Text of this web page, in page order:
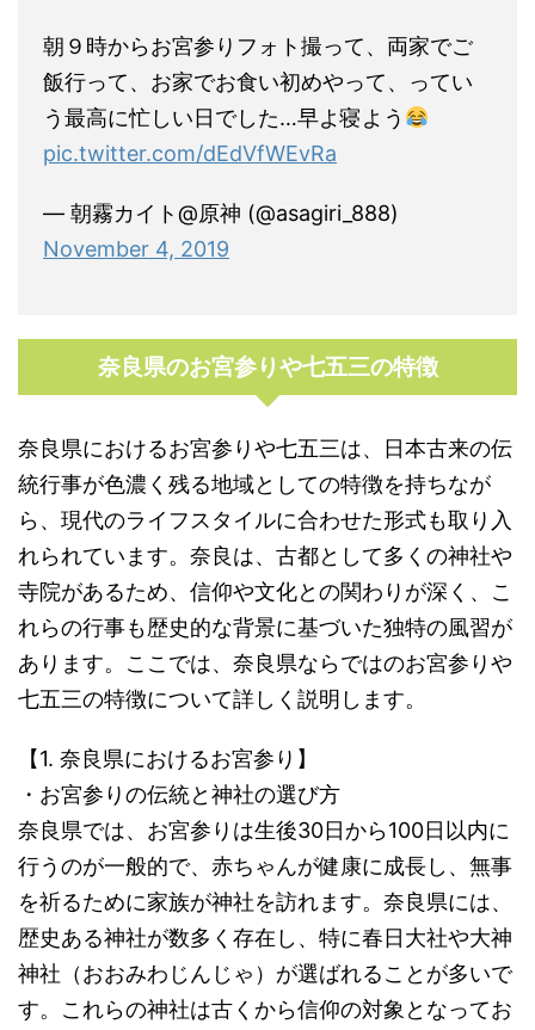
朝９時からお宮参りフォト撮って、両家でご
飯行って、お家でお食い初めやって、ってい
う最高に忙しい日でした…早よ寝よう
pic.twitter.com/dEdVfWEvRa
— 朝霧カイト@原神 (@asagiri_888)
November 4, 2019
奈良県のお宮参りや七五三の特徴
奈良県におけるお宮参りや七五三は、日本古来の伝
統行事が色濃く残る地域としての特徴を持ちなが
ら、現代のライフスタイルに合わせた形式も取り入
れられています。奈良は、古都として多くの神社や
寺院があるため、信仰や文化との関わりが深く、こ
れらの行事も歴史的な背景に基づいた独特の風習が
あります。ここでは、奈良県ならではのお宮参りや
七五三の特徴について詳しく説明します。
【1. 奈良県におけるお宮参り】
・お宮参りの伝統と神社の選び方
奈良県では、お宮参りは生後30日から100日以内に
行うのが一般的で、赤ちゃんが健康に成長し、無事
を祈るために家族が神社を訪れます。奈良県には、
歴史ある神社が数多く存在し、特に春日大社や大神
神社（おおみわじんじゃ）が選ばれることが多いで
す。これらの神社は古くから信仰の対象となってお